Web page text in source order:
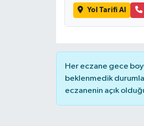
Yol Tarifi Al
Her eczane gece
beklenmedik
eczanenin açık